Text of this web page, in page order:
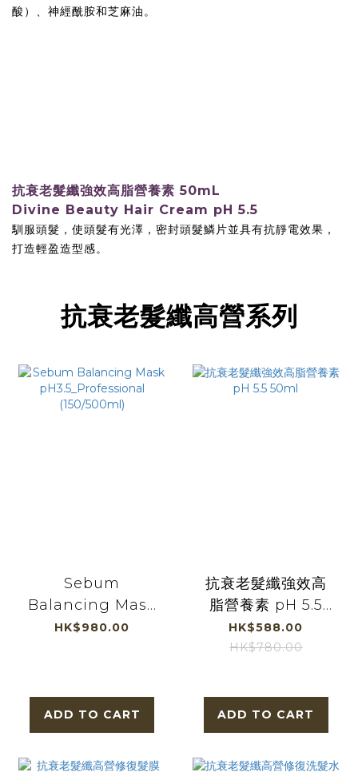
酸）、神經酰胺和芝麻油。
抗衰老髮纖強效高脂營養素 50mL
Divine Beauty Hair Cream pH 5.5
馴服頭髮，使頭髮有光澤，密封頭髮鱗片並具有抗靜電效果，
打造輕盈造型感。
抗衰老髮纖高營系列
Sebum
Balancing Mask
pH3.5_Professional
HK$980.00
ADD TO CART
抗衰老髮纖強效高
脂營養素 pH 5.5
50ml
HK$588.00
HK$780.00
ADD TO CART